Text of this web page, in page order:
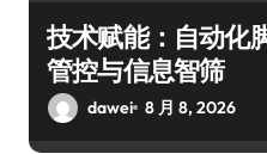
技术赋能：自动化
管控与信息智筛
dawei 8 月 8, 2026